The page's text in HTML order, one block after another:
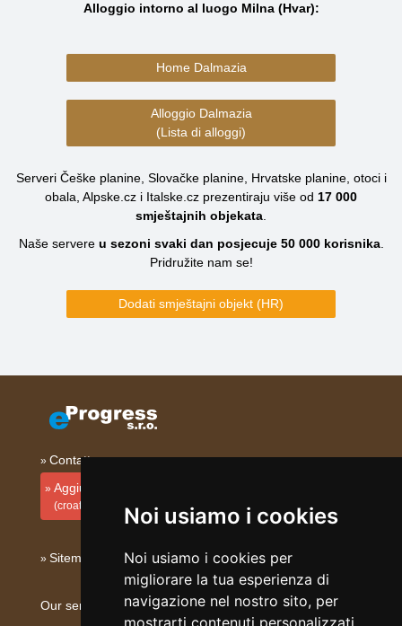
Noi usiamo i cookies
Noi usiamo i cookies per
migliorare la tua esperienza di
navigazione nel nostro sito, per
mostrarti contenuti personalizzati
Alloggio intorno al luogo Milna (Hvar):
Home Dalmazia
Alloggio Dalmazia
(Lista di alloggi)
Serveri Češke planine, Slovačke planine, Hrvatske planine, otoci i
obala, Alpske.cz i Italske.cz prezentiraju više od 17 000
smještajnih objekata
Naše servere u sezoni svaki dan posjecuje 50 000korisnika.
Pridružite nam se!
Dodati smještajni objekt (HR)
Contatto
Aggiungi la tua sistemazione
(croato)
Sitemap
Our servers: